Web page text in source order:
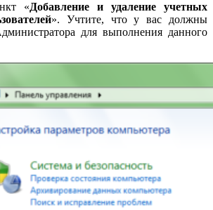
«Добавление и удаление учетных
». Учтите, что у вас должны
для выполнения данного